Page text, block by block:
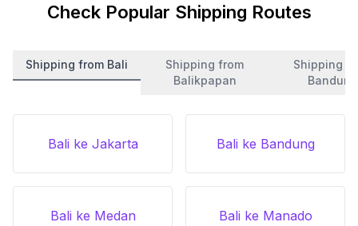
Check Popular Shipping Routes
Shipping from Bali
Shipping from
Balikpapan
Shipping
Bandung
Bali ke Jakarta Bali ke Bandung
Bali ke Medan Bali ke Manado